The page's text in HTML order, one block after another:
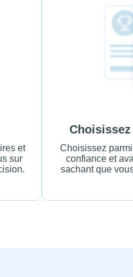
et
sur
Choisissez
confiance et
sachant que